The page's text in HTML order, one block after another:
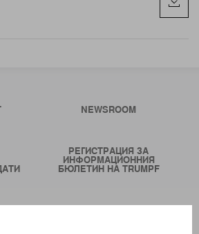
NEWSROOM
РЕГИСТРАЦИЯ ЗА
ИНФОРМАЦИОННИЯ
БЮЛЕТИН НА TRUMPF